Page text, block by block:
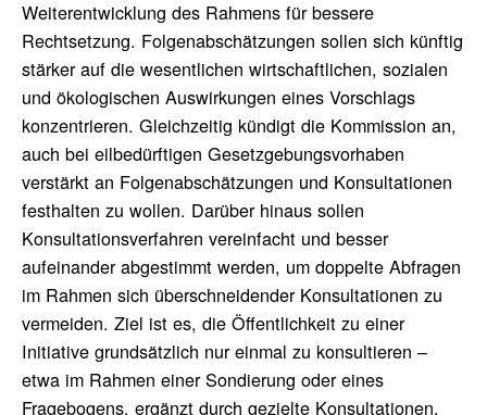
Weiterentwicklung des Rahmens für bessere
Rechtsetzung. Folgenabschätzungen sollen sich künftig
stärker auf die wesentlichen wirtschaftlichen, sozialen
und ökologischen Auswirkungen eines Vorschlags
konzentrieren. Gleichzeitig kündigt die Kommission an,
auch bei eilbedürftigen Gesetzgebungsvorhaben
verstärkt an Folgenabschätzungen und Konsultationen
festhalten zu wollen. Darüber hinaus sollen
Konsultationsverfahren vereinfacht und besser
aufeinander abgestimmt werden, um doppelte Abfragen
im Rahmen sich überschneidender Konsultationen zu
vermeiden. Ziel ist es, die Öffentlichkeit zu einer
Initiative grundsätzlich nur einmal zu konsultieren –
etwa im Rahmen einer Sondierung oder eines
Fragebogens, ergänzt durch gezielte Konsultationen,